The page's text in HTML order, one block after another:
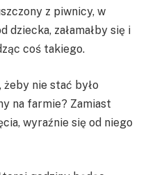
z piwnicy, w
załamałby się i
coś takiego.
żeby nie stać było
na farmie? Zamiast
wyraźnie się od niego